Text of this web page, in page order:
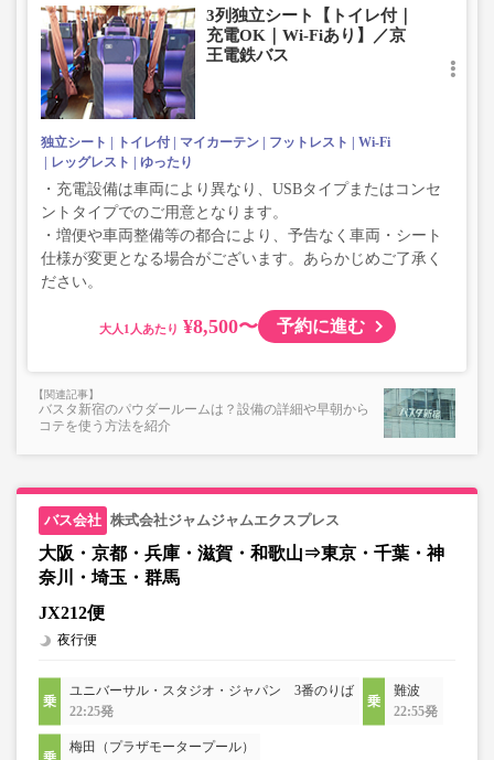
3列独立シート【トイレ付｜
充電OK｜Wi-Fiあり】／京
王電鉄バス
独立シート トイレ付 マイカーテン フットレスト
Wi-Fi
レッグレスト
ゆったり
・充電設備は車両により異なり、USBタイプまたはコンセ
ントタイプでのご用意となります。
・増便や車両整備等の都合により、予告なく車両・シート
仕様が変更となる場合がございます。あらかじめご了承く
ださい。
大人 ¥8,500〜 予約に進む
バスタ新宿のパウダールームは？設備の詳細や早朝から
コテを使う方法を紹介
株式会社ジャムジャムエクスプレス
大阪・京都・兵庫・滋賀・和歌山⇒東京・千葉・神
奈川・埼玉・群馬
JX212便
夜行便
ユニバーサル・スタジオ・ジャパン 3番のりば
22:25発
難波
22:55発
梅田（プラザモータープール）